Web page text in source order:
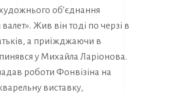
об’єднання
Жив він тоді по черзі в
а приїжджаючи в
у Михайла Ларіонова.
роботи Фонвізіна на
виставку,